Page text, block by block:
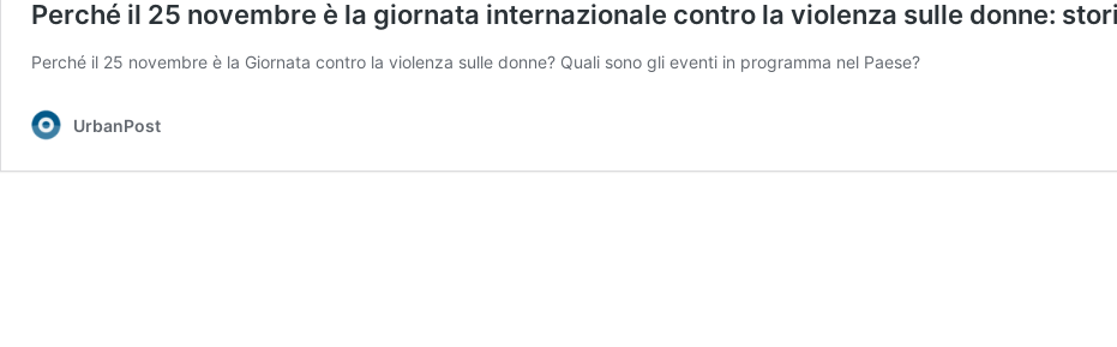
Perché il 25 novembre è la giornata internazionale contro la violenza sulle donne:
Perché il 25 novembre è la Giornata contro la violenza sulle donne? Quali sono gli eventi in programma nel Paese?
UrbanPost